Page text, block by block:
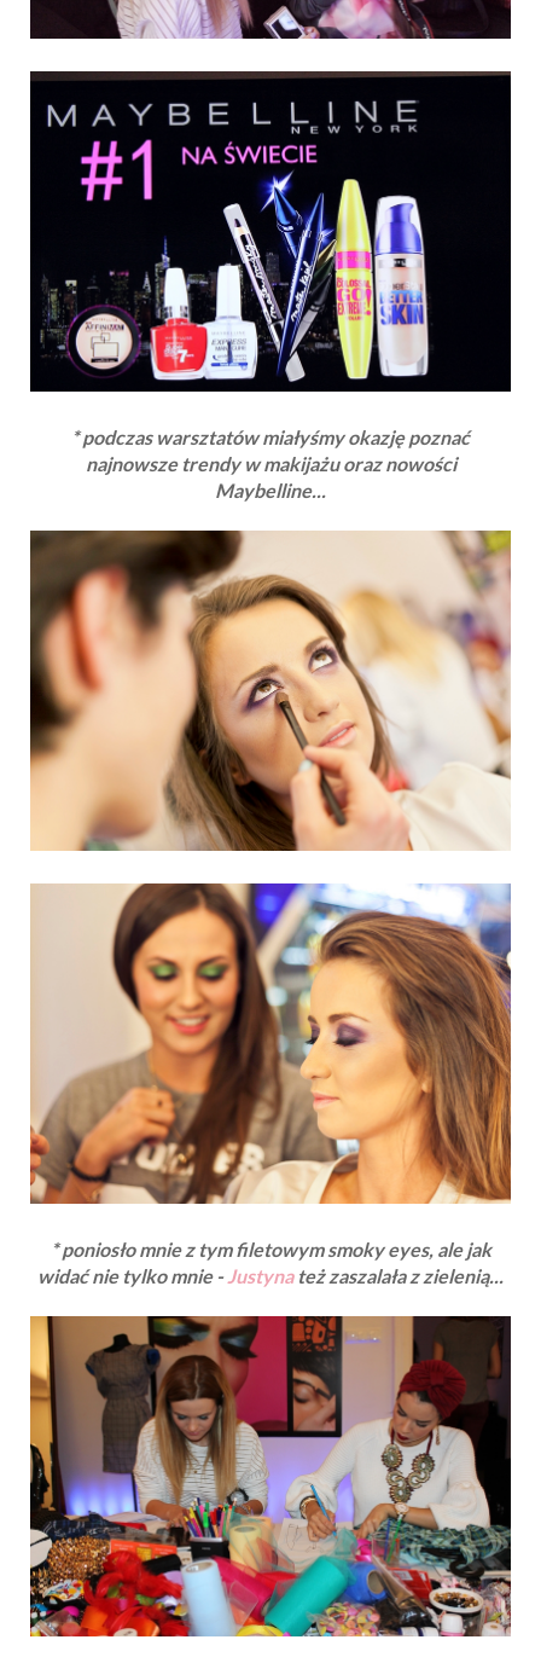
* podczas warsztatów miałyśmy okazję poznać
najnowsze trendy w makijażu oraz nowości
Maybelline...
* poniosło mnie z tym filetowym smoky eyes, ale jak
widać nie tylko mnie -Justynateż zaszalała z zielenią...